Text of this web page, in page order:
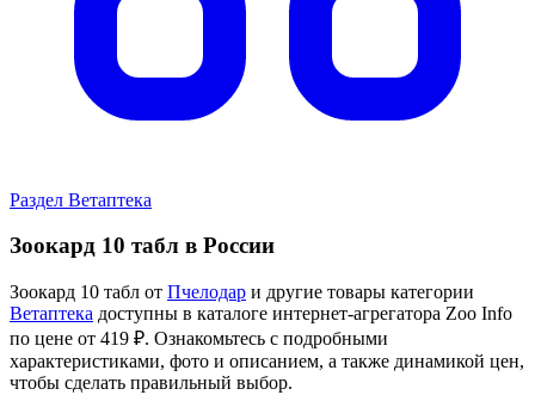
Раздел Ветаптека
Зоокард 10 табл в России
Зоокард 10 табл от Пчелодар и другие товары категории
Ветаптека доступны в каталоге интернет-агрегатора Zoo Info
по цене от 419 ₽. Ознакомьтесь с подробными
характеристиками, фото и описанием, а также динамикой цен,
чтобы сделать правильный выбор.